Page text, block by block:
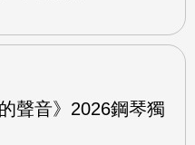
聲音》2026鋼琴獨